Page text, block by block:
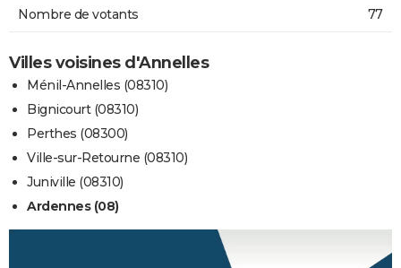
Nombre de votants 77
Villes voisines d'Annelles
Ménil-Annelles (08310)
Bignicourt (08310)
Perthes (08300)
Ville-sur-Retourne (08310)
Juniville (08310)
Ardennes (08)